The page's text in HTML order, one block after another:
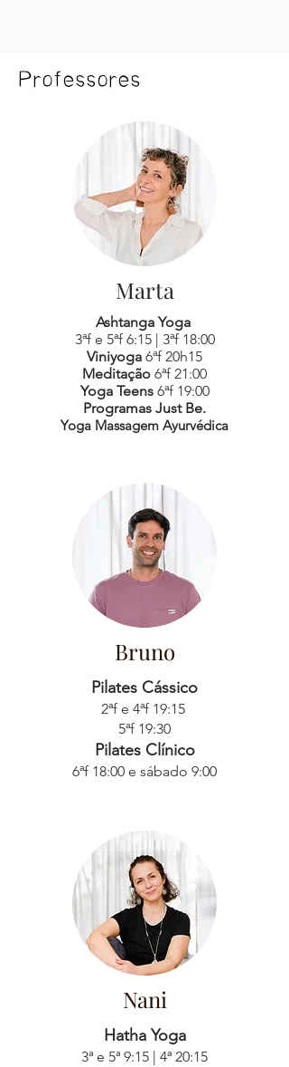
Professores
Marta
Ashtanga Yoga
3ªf e 5ªf 6:15 | 3ªf 18:00
Viniyoga 6ªf 20h15
Meditação 6ªf 21:00
Yoga Teens6ªf 19:00
Programas Just Be.
Yoga Massagem Ayurvédica
Bruno
Pilates Cássico
2ªf e 4ªf 19:15
5ªf 19:30
Pilates Clínico
6ªf 18:00 e sábado 9:00
Nani
Hatha Yoga
3ª e 5ª 9:15 | 4ª 20:15